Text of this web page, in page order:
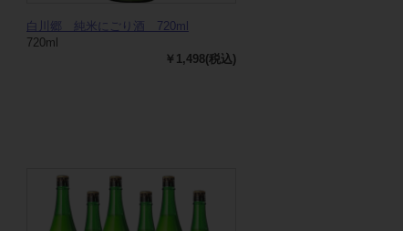
白川郷 純米にごり酒 720ml
720ml
￥1,498(税込)